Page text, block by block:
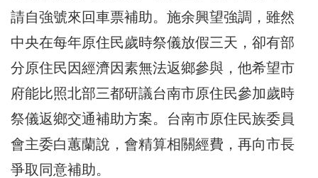
請自強號來回車票補助。施余興望強調，雖然
中央在每年原住民歲時祭儀放假三天，卻有部
分原住民因經濟因素無法返鄉參與，他希望市
府能比照北部三都研議台南市原住民參加歲時
祭儀返鄉交通補助方案。台南市原住民族委員
會主委白蕙蘭說，會精算相關經費，再向市長
爭取同意補助。